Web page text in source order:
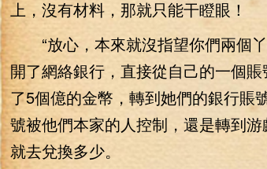
上，沒有材料，那就只能干瞪眼！
“放心，本來就沒指望你們兩個
開了網絡銀行，直接從自己的一個
了5個億的金幣，轉到她們的銀行賬
號被他們本家的人控制，還是轉到
就去兌換多少。